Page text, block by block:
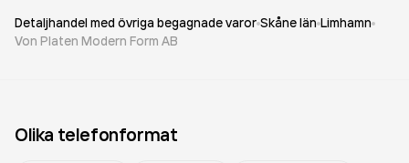
Detaljhandel med övriga begagnade varor Skåne län Limhamn
Von Platen Modern Form AB
Olika telefonformat